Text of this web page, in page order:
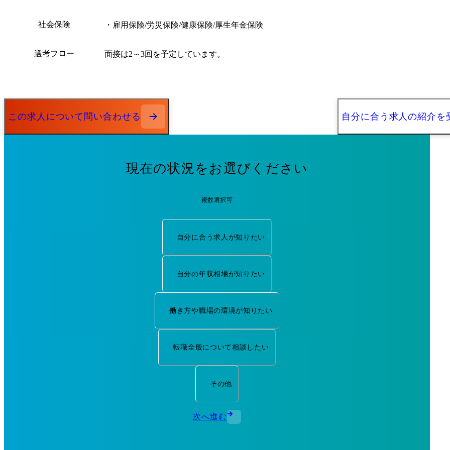
社会保険 ・雇用保険/労災保険/健康保険/厚生年金保険
選考フロー 面接は2～3回を予定しています。
この求人について問い合わせる 自分に合う求人の紹介を
現在の状況をお選びください
複数選択可
自分に合う求人が知りたい
自分の年収相場が知りたい
働き方や職場の環境が知りたい
転職全般について相談したい
その他
次へ進む